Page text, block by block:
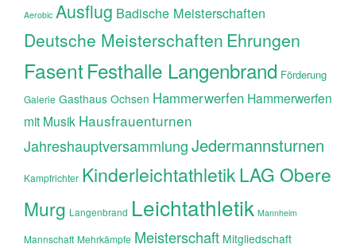
Aerobic Ausflug Badische Meisterschaften
Deutsche Meisterschaften Ehrungen
FasentFesthalle Langenbrand Förderung
Galerie Gasthaus Ochsen Hammerwerfen Hammerwerfen
mit Musik Hausfrauenturnen
JahreshauptversammlungJedermannsturnen
Kampfrichter KinderleichtathletikLAG Obere
Murg Langenbrand Leichtathletik Mannheim
Mannschaft Mehrkämpfe Meisterschaft Mitgliedschaft